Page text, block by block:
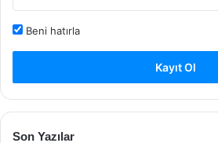
Beni hatırla
Kayıt Ol
Son Yazılar